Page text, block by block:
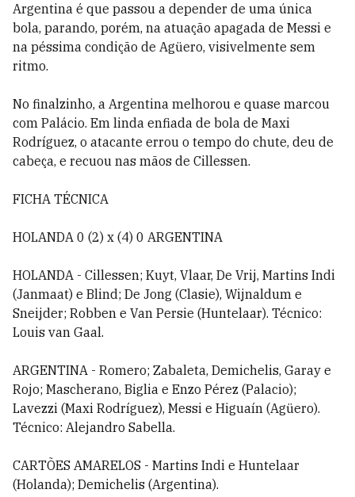
Argentina é que passou a depender de uma única
bola, parando, porém, na atuação apagada de Messi e
na péssima condição de Agüero, visivelmente sem
ritmo.
No finalzinho, a Argentina melhorou e quase marcou
com Palácio. Em linda enfiada de bola de Maxi
Rodríguez, o atacante errou o tempo do chute, deu de
cabeça, e recuou nas mãos de Cillessen.
FICHA TÉCNICA
HOLANDA 0 (2) x (4) 0 ARGENTINA
HOLANDA - Cillessen; Kuyt, Vlaar, De Vrij, Martins Indi
(Janmaat) e Blind; De Jong (Clasie), Wijnaldum e
Sneijder; Robben e Van Persie (Huntelaar). Técnico:
Louis van Gaal.
ARGENTINA - Romero; Zabaleta, Demichelis, Garay e
Rojo; Mascherano, Biglia e Enzo Pérez (Palacio);
Lavezzi (Maxi Rodríguez), Messi e Higuaín (Agüero).
Técnico: Alejandro Sabella.
CARTÕES AMARELOS - Martins Indi e Huntelaar
(Holanda); Demichelis (Argentina).